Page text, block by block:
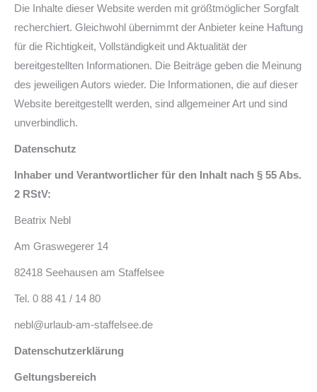
Die Inhalte dieser Website werden mit größtmöglicher Sorgfalt
recherchiert. Gleichwohl übernimmt der Anbieter keine Haftung
für die Richtigkeit, Vollständigkeit und Aktualität der
bereitgestellten Informationen. Die Beiträge geben die Meinung
des jeweiligen Autors wieder. Die Informationen, die auf dieser
Website bereitgestellt werden, sind allgemeiner Art und sind
unverbindlich.
Datenschutz
Inhaber und Verantwortlicher für den Inhalt nach § 55 Abs.
2 RStV:
Beatrix Nebl
Am Graswegerer 14
82418 Seehausen am Staffelsee
Tel. 0 88 41 / 14 80
nebl@urlaub-am-staffelsee.de
Datenschutzerklärung
Geltungsbereich